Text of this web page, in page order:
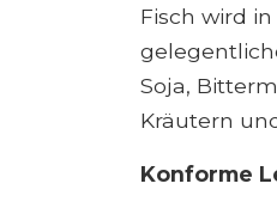
Fisch wird
Soja,
Kräutern
Konforme